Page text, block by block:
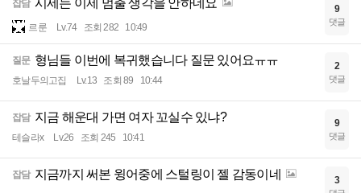
잡담 시세는 이제 멈출 생각을 안하네요
르룬 Lv.74 조회 282 10:49
9
댓글
질문 형님들 이번에 복귀했습니다 질문 있어요ㅠㅠ
호날두의고집 Lv.13 조회 89 10:44
2
댓글
잡담 지금 해운대 가면 여자 꼬실수 있냐?
테슬라x Lv.26 조회 245 10:41
9
댓글
잡담 지금까지 써본 윙어중에 스털링이 젤 감동이네 3